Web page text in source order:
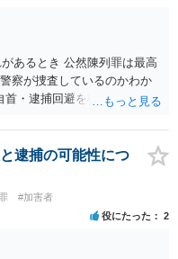
あるとき 公然陳列罪は最高
察が捜査しているのかわか
首・逮捕回避を検討して下さ
部、臀でん部又は胸部をい
であり、かつ、性欲を興奮
逮捕の可能性につ
#加害者
役にたった 2